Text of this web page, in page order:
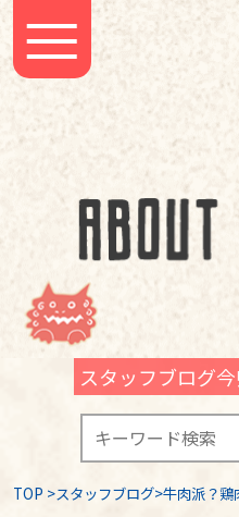
スタッフブログ
TOP >スタッフブログ>牛肉派？鶏